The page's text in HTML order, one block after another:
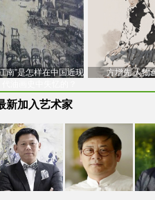
南”是怎样在中国近现
方增先 人物
新加入艺术家